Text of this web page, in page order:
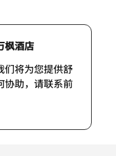
枫酒店
们将为您提供舒
协助，请联系前